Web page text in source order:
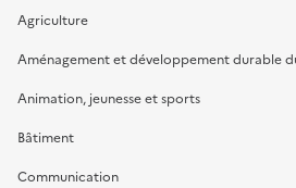
Agriculture
Aménagement et développement durable
Animation, jeunesse et sports
Bâtiment
Communication